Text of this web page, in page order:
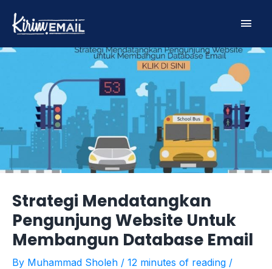
content
Main
Strategi Mendatangkan
Pengunjung Website Untuk
Membangun Database Email
By Muhammad Sholeh / 12 minutes of reading /